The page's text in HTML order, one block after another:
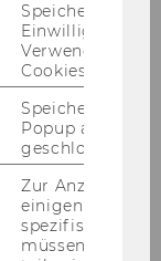
Speichert Ihre
Einwilligung zur
Verwendung von
Cookies.
Speichert ob ein
Popup
geschlossen
Zur Anzeige von
einigen WU-
spezifischen
müssen